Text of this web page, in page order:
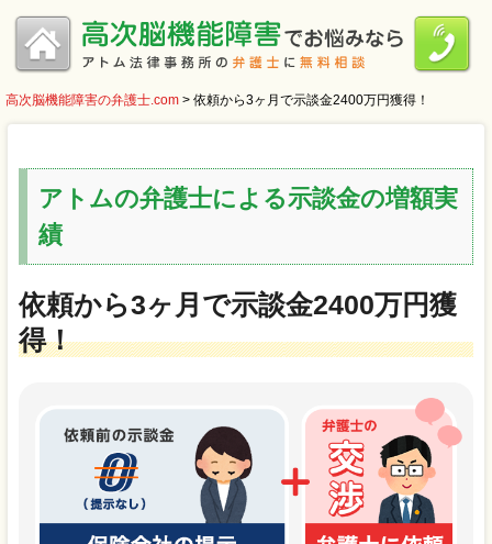
高次脳機能障害の弁護士.com > 依頼から3ヶ月で示談金2400万円獲得！
アトムの弁護士による示談金の増額実
績
依頼から3ヶ月で示談金2400万円獲
得！